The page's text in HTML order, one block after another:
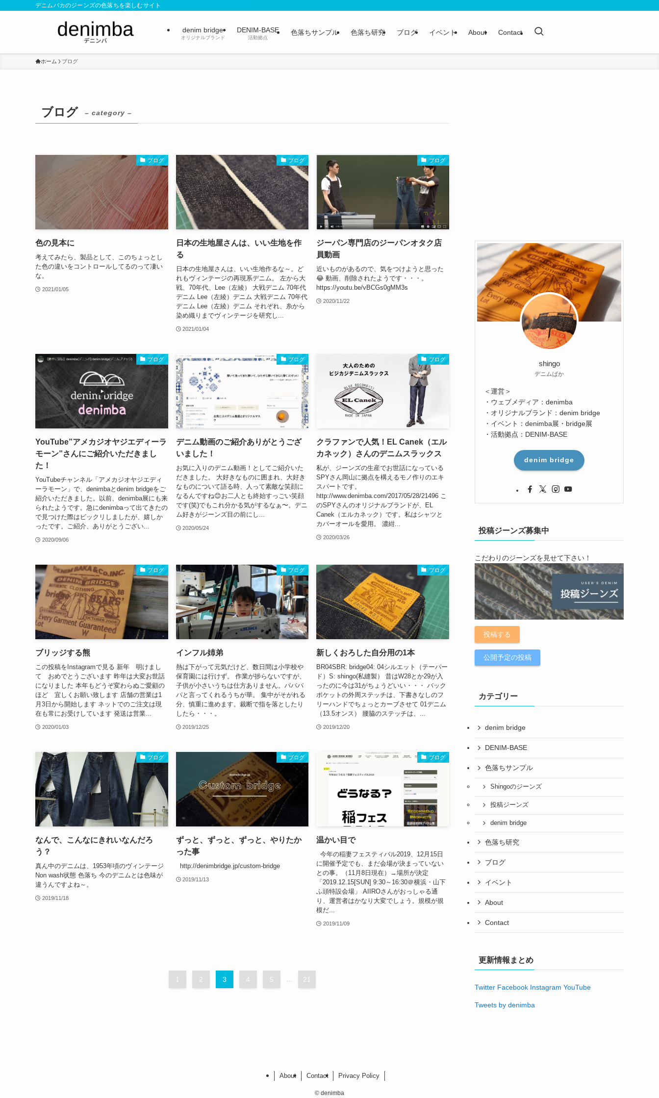
デニムバカのジーンズの色落ちを楽しむサイト
denim bridge
オリジナルブランド
DENIM-BASE
活動拠点
色落ちサンプル 色落ち研究 ブログ イベント About Contact
ホーム ブログ
ブログ – category –
ブログ
色の見本に
考えてみたら、製品として、このちょっとし
た色の違いをコントロールしてるのって凄い
な。
2021/01/05
ブログ
日本の生地屋さんは、いい生地を作
る
日本の生地屋さんは、いい生地作るな～。ど
れもヴィンテージの再現系デニム。 左から大
戦、70年代、Lee（左綾） 大戦デニム 70年代
デニム Lee（左綾）デニム 大戦デニム 70年代
デニム Lee（左綾）デニム それぞれ、糸から
染め織りまでヴィンテージを研究し...
2021/01/04
ブログ
ジーパン専門店のジーパンオタク店
員動画
近いものがあるので、気をつけようと思った
😂 動画、削除されたようです・・・。
https://youtu.be/vBCGs0gMM3s
2020/11/22
ブログ
YouTube”アメカジオヤジエディーラ
モーン”さんにご紹介いただきまし
た！
YouTubeチャンネル「アメカジオヤジエディ
ーラモーン」で、denimbaとdenim bridgeをご
紹介いただきました。以前、denimba展にも来
られたようです。急にdenimbaって出てきたの
で見つけた際はビックリしましたが、嬉しか
ったです。ご紹介、ありがとうござい...
2020/09/06
ブログ
デニム動画のご紹介ありがとうござ
いました！
お気に入りのデニム動画！としてご紹介いた
だきました。 大好きなものに囲まれ、大好き
なものについて語る時、人って素敵な笑顔に
なるんですね😊お二人とも終始すっごい笑顔
です(笑)でもこれ分かる気がするなぁ〜。デニ
ム好きがジーンズ目の前にし...
2020/05/24
ブログ
クラファンで人気！EL Canek（エル
カネック）さんのデニムスラックス
私が、ジーンズの生産でお世話になっている
SPYさん岡山に拠点を構えるモノ作りのエキ
スパートです。
http://www.denimba.com/2017/05/28/21496 こ
のSPYさんのオリジナルブランドが、EL
Canek（エルカネック）です。私はシャツと
カバーオールを愛用。 濃紺...
2020/03/26
ブログ
ブリッジする熊
この投稿をInstagramで見る 新年 明けまし
て おめでとうございます 昨年は大変お世話
になりました 本年もどうぞ変わらぬご愛顧の
ほど 宜しくお願い致します 店舗の営業は1
月3日から開始します ネットでのご注文は現
在も常にお受けしています 発送は営業...
2020/01/03
ブログ
インフル姉弟
熱は下がって元気だけど、数日間は小学校や
保育園には行けず。 作業が捗らないですが、
子供が小さいうちは仕方ありません。パパパ
パと言ってくれるうちが華。 集中がそがれる
分、慎重に進めます。裁断で指を落としたり
したら・・・。
2019/12/25
ブログ
新しくおろした自分用の1本
BR04SBR: bridge04: 04シルエット（テーパー
ド）S: shingo(私縫製） 昔はW28とか29が入
ったのに今は31がちょうどいい・・・ バック
ポケットの外周ステッチは、下書きなしのフ
リーハンドでちょっとカーブさせて 01デニム
（13.5オンス） 腰脇のステッチは、...
2019/12/20
ブログ
なんで、こんなにきれいなんだろ
う？
真ん中のデニムは、1953年頃のヴィンテージ
Non wash状態 色落ち 今のデニムとは色味が
違うんですよね～。
2019/11/18
ブログ
ずっと、ずっと、ずっと、やりたか
った事
http://denimbridge.jp/custom-bridge
2019/11/13
ブログ
温かい目で
今年の稲妻フェスティバル2019、12月15日
に開催予定でも、まだ会場が決まっていない
との事。（11月8日現在）→場所が決定
「2019.12.15[SUN] 9:30～16:30＠横浜・山下
ふ頭特設会場」 AIIROさんがおっしゃる通
り、運営者はかなり大変でしょう。規模が規
模だ...
2019/11/09
1 2 3 4 5 21
shingo
デニムばか
＜運営＞
・ウェブメディア：denimba
・オリジナルブランド：denim bridge
・イベント：denimba展・bridge展
・活動拠点：DENIM-BASE
denim bridge
投稿ジーンズ募集中
こだわりのジーンズを見せて下さい！
投稿する
公開予定の投稿
カテゴリー
denim bridge
DENIM-BASE
色落ちサンプル
Shingoのジーンズ
投稿ジーンズ
denim bridge
色落ち研究
ブログ
イベント
About
Contact
更新情報まとめ
Twitter Facebook Instagram YouTube
Tweets by denimba
About Contact Privacy Policy
© denimba